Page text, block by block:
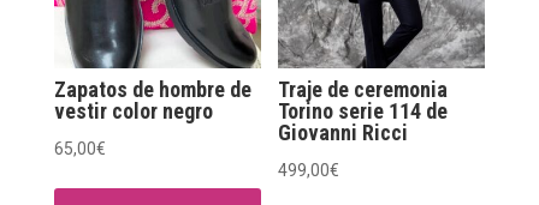
Zapatos de hombre de
vestir color negro
65,00€
Traje de ceremonia
Torino serie 114 de
Giovanni Ricci
499,00€